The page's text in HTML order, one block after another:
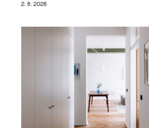
2. 6. 2026